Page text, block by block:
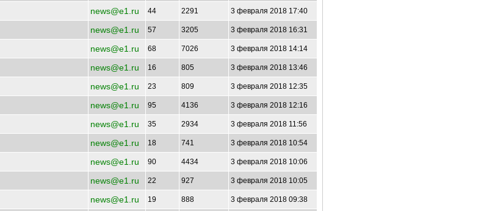
news@e1.ru 44 2291 3 февраля 2018 17:40
news@e1.ru 57 3205 3 февраля 2018 16:31
news@e1.ru 68 7026 3 февраля 2018 14:14
news@e1.ru 16 805 3 февраля 2018 13:46
news@e1.ru 23 809 3 февраля 2018 12:35
news@e1.ru 95 4136 3 февраля 2018 12:16
news@e1.ru 35 2934 3 февраля 2018 11:56
news@e1.ru 18 741 3 февраля 2018 10:54
news@e1.ru 90 4434 3 февраля 2018 10:06
news@e1.ru 22 927 3 февраля 2018 10:05
news@e1.ru 19 888 3 февраля 2018 09:38